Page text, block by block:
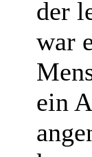
der
war
ein